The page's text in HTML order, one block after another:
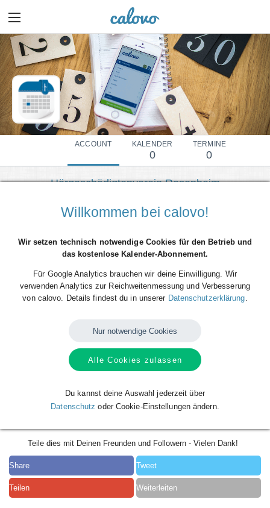
ACCOUNT KALENDER
0
TERMINE
0
Hörgeschädigtenverein Rosenheim
Mehr Details einblenden
Teile dies mit Deinen Freunden und Followern - Vielen Dank!
Share Tweet
Teilen Weiterleiten
Willkommen bei calovo!
Wir setzen technisch notwendige Cookies für den Betrieb und
das kostenlose Kalender-Abonnement.
Für Google Analytics brauchen wir deine Einwilligung. Wir
verwenden Analytics zur Reichweitenmessung und Verbesserung
von calovo. Details findest du in unserer Datenschutzerklärung
Nur notwendige Cookies
Alle Cookies zulassen
Du kannst deine Auswahl jederzeit über
Datenschutz oder Cookie-Einstellungen ändern.